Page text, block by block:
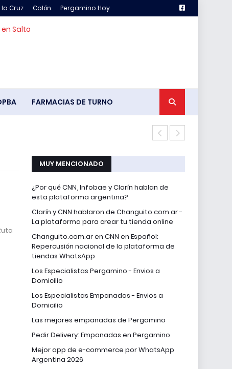
Cruz Colón Pergamino Hoy
Salto
FARMACIAS DE TURNO
MUY MENCIONADO
¿Por qué CNN, Infobae y Clarín hablan de
esta plataforma argentina?
Clarín y CNN hablaron de Changuito.com.ar -
La plataforma para crear tu tienda online
Changuito.com.ar en CNN en Español:
Repercusión nacional de la plataforma de
tiendas WhatsApp
Los Especialistas Pergamino - Envios a
Domicilio
Los Especialistas Empanadas - Envios a
Domicilio
Las mejores empanadas de Pergamino
Pedir Delivery: Empanadas en Pergamino
Mejor app de e-commerce por WhatsApp
Argentina 2026